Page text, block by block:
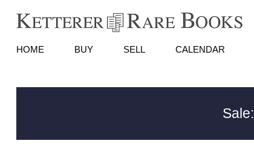
HOME BUY SELL CALENDAR
Sale: